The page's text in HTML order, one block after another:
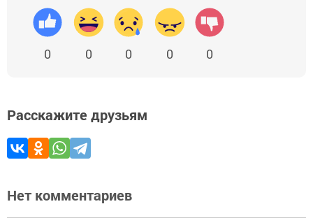
0 0 0 0 0
Расскажите друзьям
Нет комментариев